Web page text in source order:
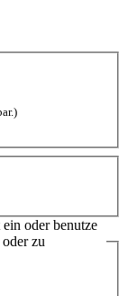
oder benutze
zu